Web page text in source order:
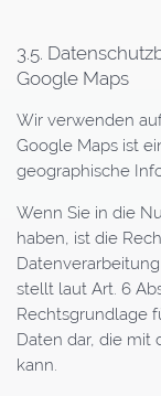
3.5.
Google Maps
Wir verwenden
Google Maps ist
geographische
Wenn Sie in die
haben, ist die
stellt laut Art. 6
Rechtsgrundlage
Daten dar, die mit
kann.